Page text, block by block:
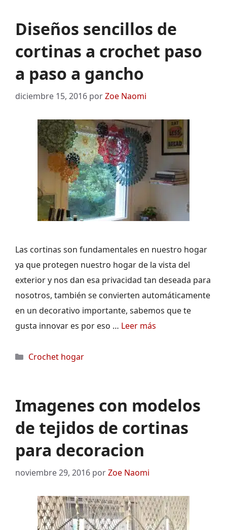
Diseños sencillos de
cortinas a crochet paso
a paso a gancho
diciembre 15, 2016 porZoe Naomi
Las cortinas son fundamentales en nuestro hogar
ya que protegen nuestro hogar de la vista del
exterior y nos dan esa privacidad tan deseada para
nosotros, también se convierten automáticamente
en un decorativo importante, sabemos que te
gusta innovar es por eso … Leer más
Categorías
Crochet hogar
Imagenes con modelos
de tejidos de cortinas
para decoracion
noviembre 29, 2016 porZoe Naomi